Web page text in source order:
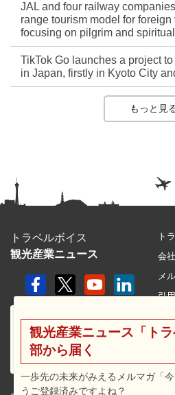
JAL and four railway
range tourism model for
focusing on pilgrim and
TikTok Go launches a project
in Japan, firstly in Kyoto City
もっと見
トラベルボイス
観光産業ニュース
ト
会
メ
引
利
広
観光産業ニュース「ト
部から届く
一歩先の未来がみえるメルマガ「
うご登録済みですよね？